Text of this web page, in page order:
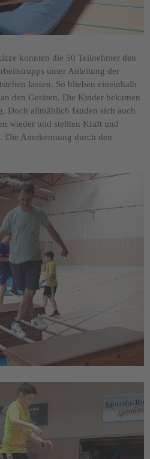
konnten die 50 Teilnehmer den
unter Anleitung der
lassen. So blieben eineinhalb
den Geräten. Die Kinder bekamen
Doch allmählich fanden sich auch
wieder und stellten Kraft und
Die Anerkennung durch den